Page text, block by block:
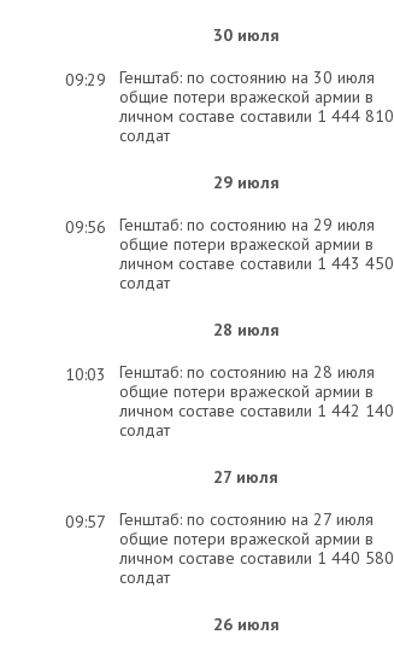
30 июля
09:29
Генштаб: по состоянию на 30 июля
общие потери вражеской армии в
личном составе составили 1 444 810
солдат
29 июля
09:56
Генштаб: по состоянию на 29 июля
общие потери вражеской армии в
личном составе составили 1 443 450
солдат
28 июля
10:03
Генштаб: по состоянию на 28 июля
общие потери вражеской армии в
личном составе составили 1 442 140
солдат
27 июля
09:57
Генштаб: по состоянию на 27 июля
общие потери вражеской армии в
личном составе составили 1 440 580
солдат
26 июля